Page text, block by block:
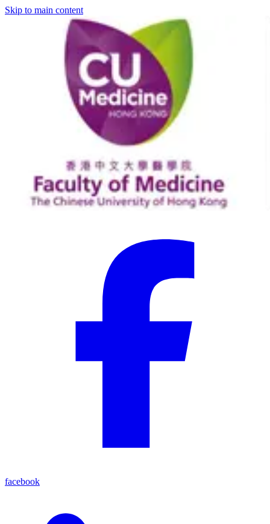
Skip to main content
facebook